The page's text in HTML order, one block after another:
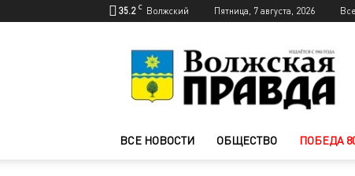
35.2 C Волжский Пятница, 7 августа, 2026
Волжского
—
Волжская
ВСЕ НОВОСТИ ОБЩЕСТВО ПОБЕДА